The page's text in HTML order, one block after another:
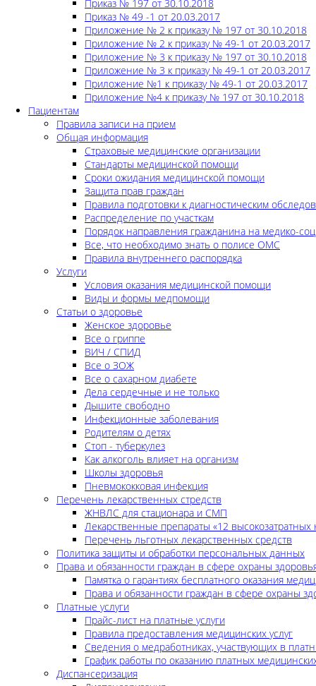
Приказ № 197 от 30.10.2018
Приказ № 49 -1 от 20.03.2017
Приложение № 2 к приказу № 197 от 30.10.2018
Приложение № 2 к приказу № 49-1 от 20.03.2017
Приложение № 3 к приказу № 197 от 30.10.2018
Приложение № 3 к приказу № 49-1 от 20.03.2017
Приложение №1 к приказу № 49-1 от 20.03.2017
Приложение №4 к приказу № 197 от 30.10.2018
Пациентам
Правила записи на прием
Общая информация
Страховые медицинские организации
Стандарты медицинской помощи
Сроки ожидания медицинской помощи
Защита прав граждан
Правила подготовки к диагностическим
Распределение по участкам
Порядок направления гражданина на медико-
Все, что необходимо знать о полисе ОМС
Правила внутреннего распорядка
Услуги
Условия оказания медицинской помощи
Виды и формы медпомощи
Статьи о здоровье
Женское здоровье
Все о гриппе
ВИЧ / СПИД
Все о ЗОЖ
Все о сахарном диабете
Дела сердечные и не только
Дышите свободно
Инфекционные заболевания
Родителям о детях
Стоп - туберкулез
Как алкоголь влияет на организм
Школы здоровья
Пневмококковая инфекция
Перечень лекарственных стредств
ЖНВЛС для стационара и СМП
Лекарственные препараты «12 высокозатратных
Перечень льготных лекарственных средств
Политика защиты и обработки персональных данных
Права и обязанности граждан в сфере охраны
Памятка о гарантиях бесплатного оказания
Права и обязанности граждан в сфере охраны
Платные услуги
Прайс-лист на платные услуги
Правила предоставления медицинских услуг
Сведения о медработниках, участвующих в
График работы по оказанию платных
Диспансеризация